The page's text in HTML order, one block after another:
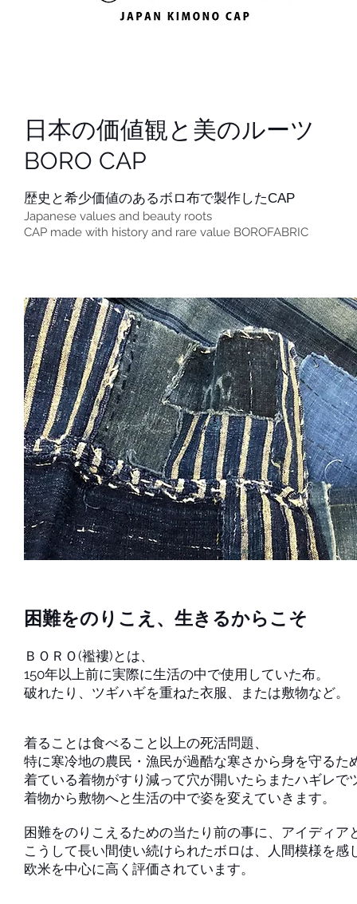
日本の価値観と美のルーツ
BORO CAP
歴史と希少価値のあるボロ布で製作したCAP
Japanese values ​​and beauty roots
CAP made with history and rare value BOROFABRIC
困難をのりこえ、生きるからこそ
ＢＯＲＯ(襤褸)とは、
150年以上前に実際に生活の中で使用していた布。
破れたり、ツギハギを重ねた衣服、または敷物など。
着ることは食べること以上の死活問題、
特に寒冷地の農民・漁民が過酷な寒さから身を守る
着ている着物がすり減って穴が開いたらまたハギレ
着物から敷物へと生活の中で姿を変えていきます。
困難をのりこえるための当たり前の事に、アイディ
こうして長い間使い続けられたボロは、人間模様を感
欧米を中心に高く評価されています。